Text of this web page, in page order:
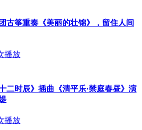
古筝重奏《美丽的壮锦》，留住人间
播放
二时辰》插曲《清平乐·禁庭春昼》演
播放